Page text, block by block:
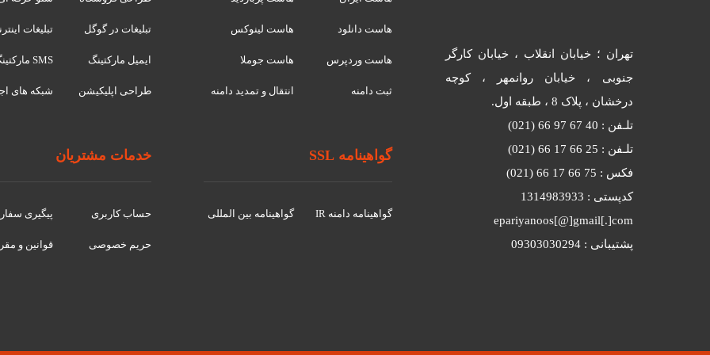
تهران ؛ خیابان انقلاب ، خیابان کارگر
جنوبی ، خیابان روانمهر ، کوچه
درخشان ، پلاک 8 ، طبقه اول.
تلـفن : 40 67 97 66 (021)
تلـفن : 25 66 17 66 (021)
فکس : 75 66 17 66 (021)
کدپستی : 1314983933
epariyanoos[@]gmail[.]com
پشتیبانی : 09303030294
هاست دانلود هاست لینوکس
هاست وردپرس هاست جوملا
ثبت دامنه انتقال و تمدید دامنه
گواهینامه SSL
گواهينامه دامنه IR گواهينامه بین المللی
تبلیغات در گوگل تبلیغات
ایمیل مارکتینگ SMS مارکتینگ
طراحی اپلیکیشن شبکه های
خدمات مشتریان
حساب کاربری پیگیری
حریم خصوصی قوانین و